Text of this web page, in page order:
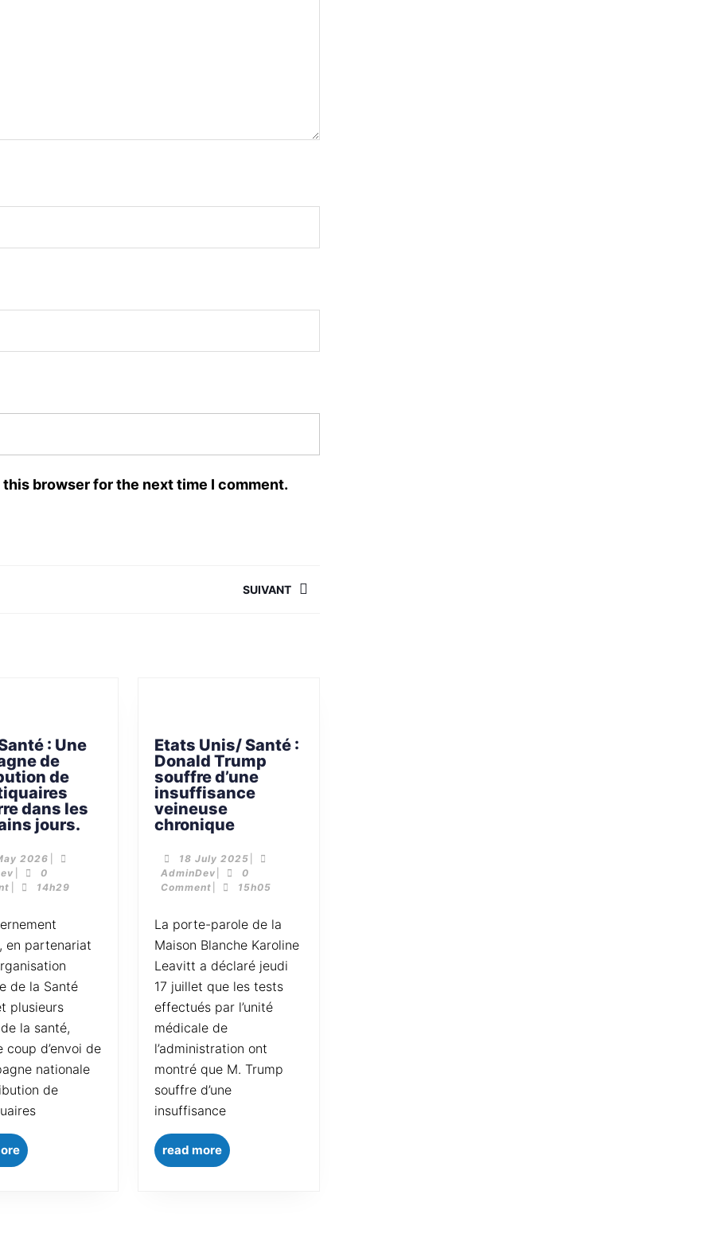
browser for the next time I comment.
SUIVANT
: Une
de
de
dans les
jours.
2026
0
14h29
en partenariat
de la Santé
plusieurs
la santé,
coup d’envoi de
nationale
de
Etats Unis/ Santé :
Donald Trump
souffre d’une
insuffisance
veineuse
chronique
18 July 2025
AdminDev
0
Comment
15h05
La porte-parole de la
Maison Blanche Karoline
Leavitt a déclaré jeudi
17 juillet que les tests
effectués par l’unité
médicale de
l’administration ont
montré que M. Trump
souffre d’une
insuffisance
read more